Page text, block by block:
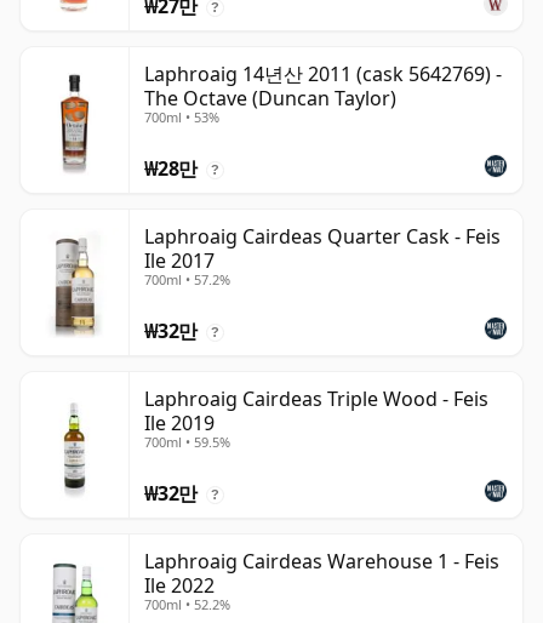
₩27만 ?
Laphroaig 14년산 2011 (cask 5642769) -
The Octave (Duncan Taylor)
700ml • 53%
₩28만 ?
Laphroaig Cairdeas Quarter Cask - Feis
Ile 2017
700ml • 57.2%
₩32만 ?
Laphroaig Cairdeas Triple Wood - Feis
Ile 2019
700ml • 59.5%
₩32만 ?
Laphroaig Cairdeas Warehouse 1 - Feis
Ile 2022
700ml • 52.2%